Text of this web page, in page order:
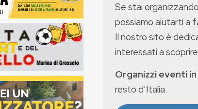
Se stai
possiamo aiutarti a
Il nostro sito è
interessati a
Organizzi eventi
resto d’Italia.